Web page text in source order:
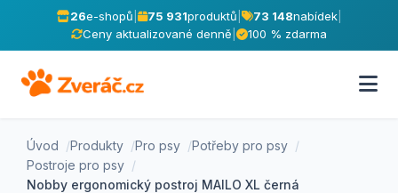
26e-shopů 75 931produktů 73 148nabídek|
Ceny aktualizované denně
100 % zdarma
Úvod Produkty Pro psy
Potřeby pro psy
Postroje pro psy
Nobby ergonomický postroj MAILO XL černá